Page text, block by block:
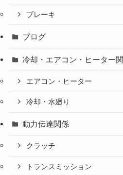
ブレーキ
ブログ
冷却・エアコン・ヒーター
エアコン・ヒーター
冷却・水廻り
動力伝達関係
クラッチ
トランスミッション